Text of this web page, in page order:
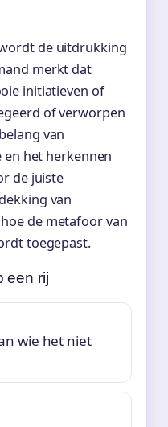
de uitdrukking
merkt dat
initiatieven of
of verworpen
van
het herkennen
de juiste
van
de metafoor van
toegepast.
een rij
wie het niet